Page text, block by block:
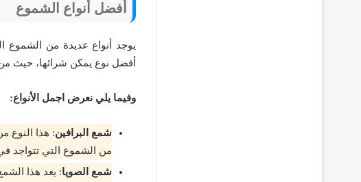
أفضل أنواع الشموع
يوجد أنواع عديدة من الشموع
أفضل نوع يمكن شرائها، حيث من
وفيما يلي نعرض اجمل الأنواع:
شمع البرافين: هذا النوع
من الشموع التي تتواجد
شمع الصويا: يعد هذا